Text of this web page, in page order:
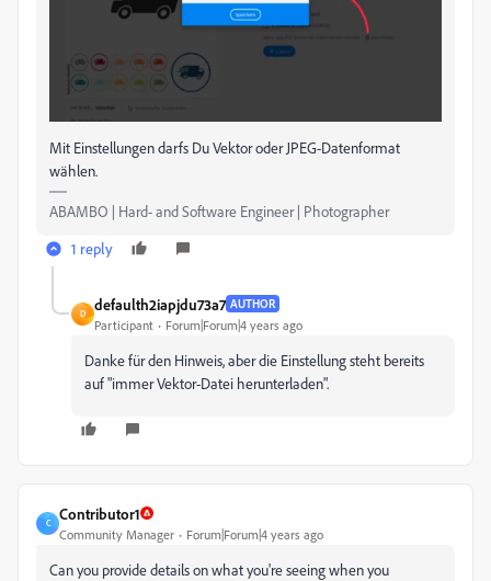
Mit Einstellungen darfs Du Vektor oder JPEG-Datenformat
wählen.
ABAMBO | Hard- and Software Engineer | Photographer
1 reply
D
defaulth2iapjdu73a7 AUTHOR
Participant Forum|Forum|4 years ago
Danke für den Hinweis, aber die Einstellung steht bereits
auf "immer Vektor-Datei herunterladen".
C
Contributor1
Community Manager Forum|Forum|4 years ago
Can you provide details on what you're seeing when you